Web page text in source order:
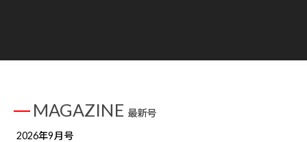
MAGAZINE 最新号
2026年9月号